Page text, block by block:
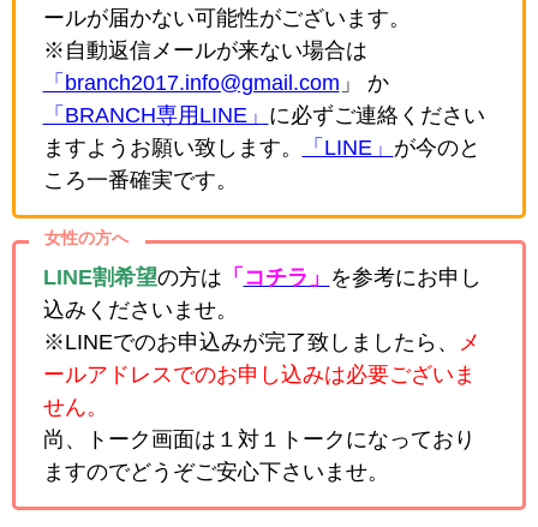
ールが届かない可能性がございます。
※自動返信メールが来ない場合は
「branch2017.info@gmail.com 」 か
「BRANCH専用LINE」 に必ずご連絡ください
ますようお願い致します。
「LINE」 が今のと
ころ一番確実です。
女性の方へ
LINE割希望の方は 「 コチラ」
を参考にお申し
込みくださいませ。
※LINEでのお申込みが完了致しましたら、
メ
ールアドレスでのお申し込みは必要ございま
せん。
尚、トーク画面は１対１トークになっており
ますのでどうぞご安心下さいませ。